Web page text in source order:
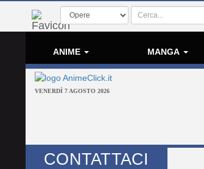
ANIME MANGA
VENERDÌ 7 AGOSTO 2026
CONTATTACI